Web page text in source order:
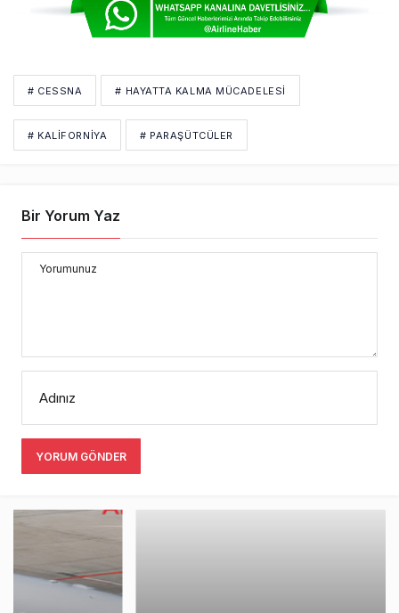
# CESSNA # HAYATTA KALMA MÜCADELESI
# KALİFORNİYA # PARAŞÜTCÜLER
Bir Yorum Yaz
Yorumunuz
Adınız
YORUM GÖNDER